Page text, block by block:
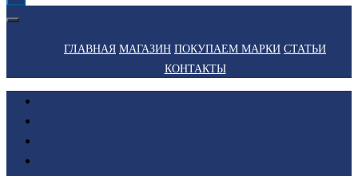
ГЛАВНАЯ МАГАЗИН ПОКУПАЕМ МАРКИ СТАТЬИ
КОНТАКТЫ